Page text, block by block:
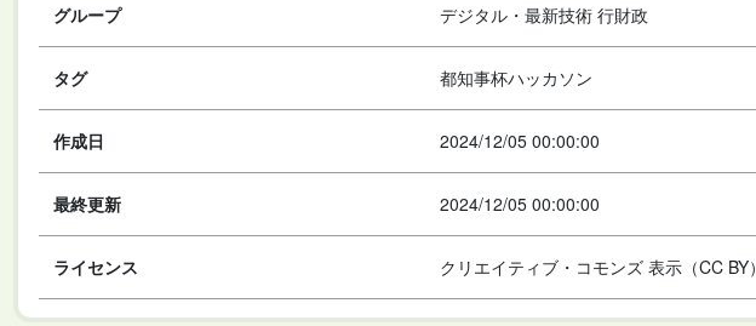
グループ デジタル・最新技術 行財政
タグ 都知事杯ハッカソン
作成日 2024/12/05 00:00:00
最終更新 2024/12/05 00:00:00
ライセンス クリエイティブ・コモンズ 表示（CC BY）